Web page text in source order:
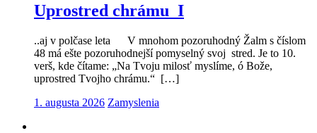
Uprostred chrámu I
..aj v polčase leta V mnohom pozoruhodný Žalm s číslom
48 má ešte pozoruhodnejší pomyselný svoj stred. Je to 10.
verš, kde čítame: „Na Tvoju milosť myslíme, ó Bože,
uprostred Tvojho chrámu.“ […]
1. augusta 2026 Zamyslenia